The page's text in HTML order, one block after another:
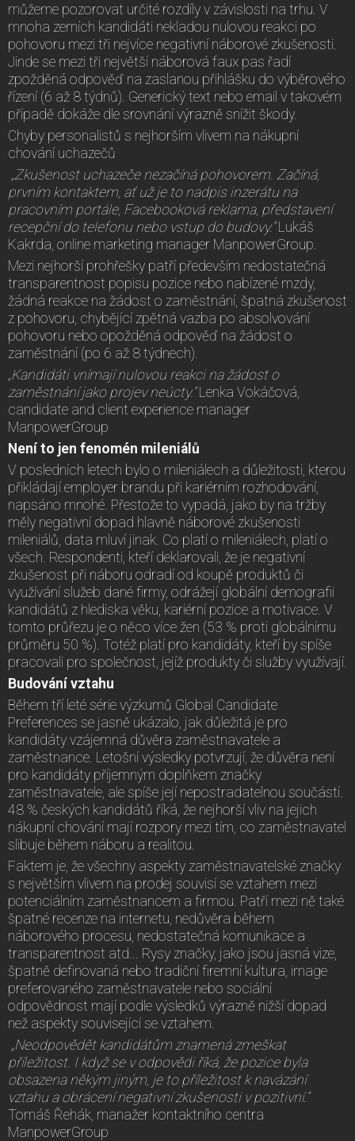
můžeme pozorovat určité rozdíly v závislosti na trhu. V
mnoha zemích kandidáti nekladou nulovou reakci po
pohovoru mezi tři nejvíce negativní náborové zkušenosti.
Jinde se mezi tři největší náborová faux pas řadí
zpožděná odpověď na zaslanou přihlášku do výběrového
řízení (6 až 8 týdnů). Generický text nebo email v takovém
případě dokáže dle srovnání výrazně snížit škody.
Chyby personalistů s nejhorším vlivem na nákupní
chování uchazečů
„Zkušenost uchazeče nezačíná pohovorem. Začíná,
prvním kontaktem, ať už je to nadpis inzerátu na
pracovním portále, Facebooková reklama, představení
recepční do telefonu nebo vstup do budovy.“Lukáš
Kakrda, online marketing manager ManpowerGroup.
Mezi nejhorší prohřešky patří především nedostatečná
transparentnost popisu pozice nebo nabízené mzdy,
žádná reakce na žádost o zaměstnání, špatná zkušenost
z pohovoru, chybějící zpětná vazba po absolvování
pohovoru nebo opožděná odpověď na žádost o
zaměstnání (po 6 až 8 týdnech).
„Kandidáti vnímají nulovou reakci na žádost o
zaměstnání jako projev neúcty.“Lenka Vokáčová,
candidate and client experience manager
ManpowerGroup
Není to jen fenomén mileniálů
V posledních letech bylo o mileniálech a důležitosti, kterou
přikládají employer brandu při kariérním rozhodování,
napsáno mnohé. Přestože to vypadá, jako by na tržby
měly negativní dopad hlavně náborové zkušenosti
mileniálů, data mluví jinak. Co platí o mileniálech, platí o
všech. Respondenti, kteří deklarovali, že je negativní
zkušenost při náboru odradí od koupě produktů či
využívání služeb dané firmy, odrážejí globální demografii
kandidátů z hlediska věku, kariérní pozice a motivace. V
tomto průřezu je o něco více žen (53 % proti globálnímu
průměru 50 %). Totéž platí pro kandidáty, kteří by spíše
pracovali pro společnost, jejíž produkty či služby využívají.
Budování vztahu
Během tří leté série výzkumů Global Candidate
Preferences se jasně ukázalo, jak důležitá je pro
kandidáty vzájemná důvěra zaměstnavatele a
zaměstnance. Letošní výsledky potvrzují, že důvěra není
pro kandidáty příjemným doplňkem značky
zaměstnavatele, ale spíše její nepostradatelnou součástí.
48 % českých kandidátů říká, že nejhorší vliv na jejich
nákupní chování mají rozpory mezi tím, co zaměstnavatel
slibuje během náboru a realitou.
Faktem je, že všechny aspekty zaměstnavatelské značky
s největším vlivem na prodej souvisí se vztahem mezi
potenciálním zaměstnancem a firmou. Patří mezi ně také
špatné recenze na internetu, nedůvěra během
náborového procesu, nedostatečná komunikace a
transparentnost atd... Rysy značky, jako jsou jasná vize,
špatně definovaná nebo tradiční firemní kultura, image
preferovaného zaměstnavatele nebo sociální
odpovědnost mají podle výsledků výrazně nižší dopad
než aspekty související se vztahem.
„Neodpovědět kandidátům znamená zmeškat
příležitost. I když se v odpovědi říká, že pozice byla
obsazena někým jiným, je to příležitost k navázání
vztahu a obrácení negativní zkušenosti v pozitivní.“
Tomáš Řehák, manažer kontaktního centra
ManpowerGroup